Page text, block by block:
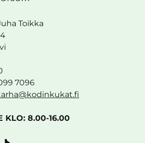
Toikka
7096
KLO: 8.00-16.00